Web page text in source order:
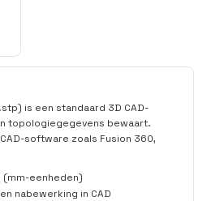
is een standaard 3D CAD-
topologiegegevens bewaart.
software zoals Fusion 360,
(mm-eenheden)
nabewerking in CAD